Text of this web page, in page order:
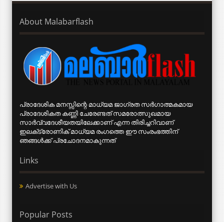
About Malabarflash
പ്രാദേശിക മനസ്സിന്റെ മാധ്യമ ജാഗ്രത സര്‍ഗാത്മകമായ
പ്രാദേശികത കണ്ണി ചേരേണ്ടത് സമരോത്സുഖമായ
സാര്‍വ്വദേശീയതയിലേക്കാണ് എന്ന തിരിച്ചറിവാണ്
ഇലക്‌ട്രോണിക് മാധ്യമ രംഗത്തെ ഈ സംരംഭത്തിന്
ഞങ്ങള്‍ക്ക് പ്രചോദനമാകുന്നത്
Links
Advertise with Us
Popular Posts